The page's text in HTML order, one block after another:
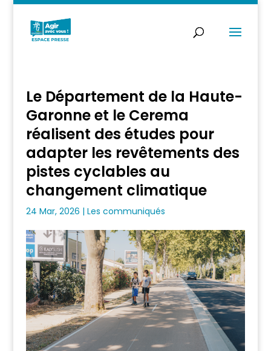
Le Département de la Haute-
Garonne et le Cerema
réalisent des études pour
adapter les revêtements des
pistes cyclables au
changement climatique
24 Mar, 2026 | Les communiqués